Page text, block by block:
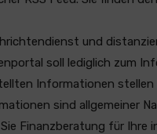
und
soll lediglich zum
Informationen
sind allgemeiner
Finanzberatung für Ihre